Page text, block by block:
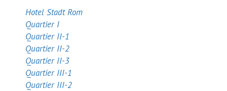
Hotel Stadt Rom
Quartier I
Quartier II-1
Quartier II-2
Quartier II-3
Quartier III-1
Quartier III-2